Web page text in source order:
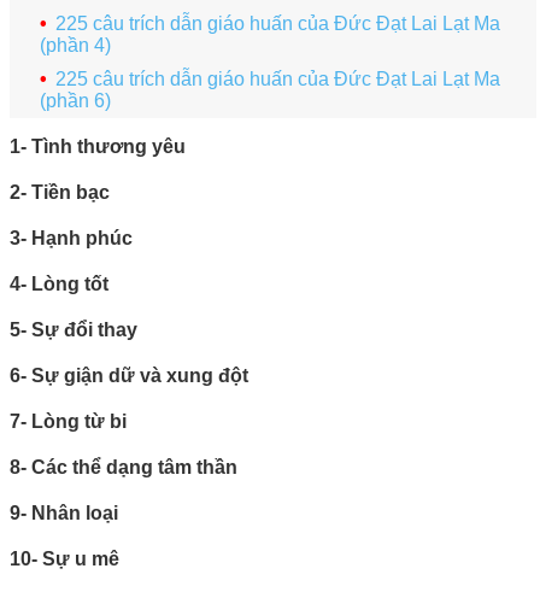
225 câu trích dẫn giáo huấn của Đức Đạt Lai Lạt Ma
(phần 4)
225 câu trích dẫn giáo huấn của Đức Đạt Lai Lạt Ma
(phần 6)
1- Tình thương yêu
2- Tiền bạc
3- Hạnh phúc
4- Lòng tốt
5- Sự đổi thay
6- Sự giận dữ và xung đột
7- Lòng từ bi
8- Các thể dạng tâm thần
9- Nhân loại
10- Sự u mê